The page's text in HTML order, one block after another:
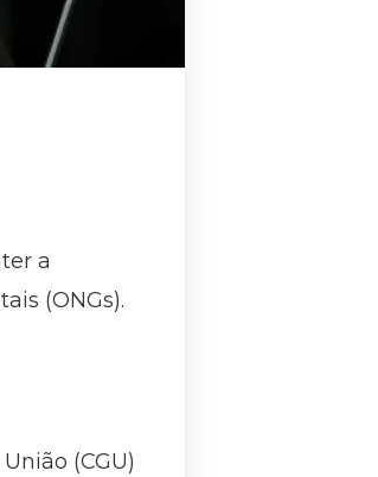
a
(ONGs).
(CGU)